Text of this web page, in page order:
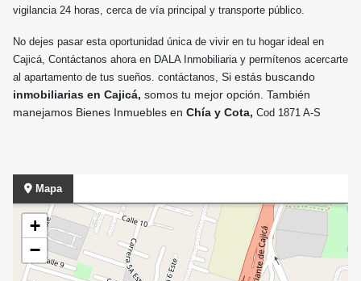
vigilancia 24 horas, cerca de vía principal y transporte público.
No dejes pasar esta oportunidad única de vivir en tu hogar ideal en
Cajicá, Contáctanos ahora en DALA Inmobiliaria y permítenos acercarte
al apartamento de tus sueños. contáctanos, Si estás buscando
inmobiliarias en Cajicá, somos tu mejor opción. También
manejamos Bienes Inmuebles en Chía y Cota, Cod 1871 A-S
Mapa
+
−